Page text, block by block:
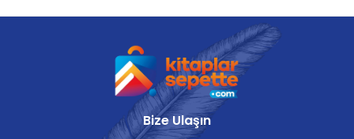
Bize Ulaşın